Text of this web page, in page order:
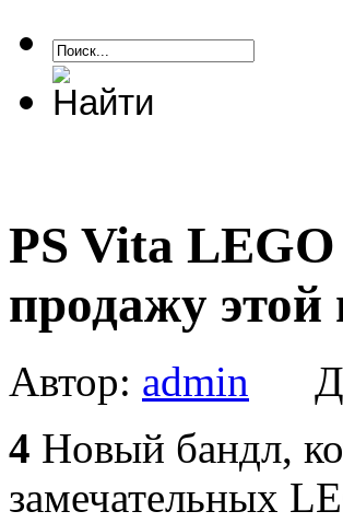
PS Vita LEGO
продажу этой
Автор: admin
4 Новый бандл,
замечательных